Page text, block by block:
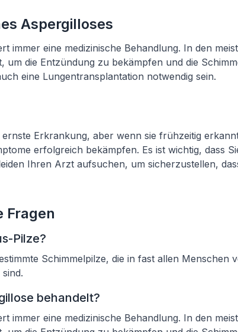
Aspergilloses
immer eine medizinische Behandlung. In den
um die Entzündung zu bekämpfen und die
eine Lungentransplantation notwendig sein.
ernste Erkrankung, aber wenn sie frühzeitig
erfolgreich bekämpfen. Es ist wichtig, dass
Ihren Arzt aufsuchen, um sicherzustellen,
Fragen
Pilze?
Schimmelpilze, die in fast allen Menschen
behandelt?
immer eine medizinische Behandlung. In den